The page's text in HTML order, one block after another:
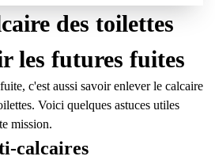
des toilettes
les futures fuites
c'est aussi savoir enlever le calcaire
Voici quelques astuces utiles
mission.
calcaires